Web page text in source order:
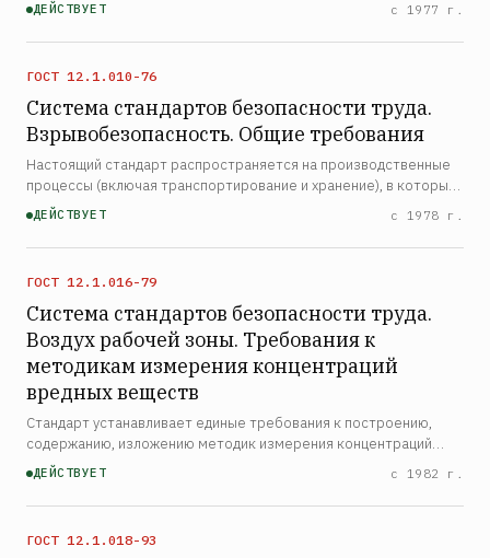
безопасности при их производстве, применении и хранении.
Ст…
ДЕЙСТВУЕТ с 1977 г.
ГОСТ 12.1.010-76
Система стандартов безопасности труда.
Взрывобезопасность. Общие требования
Настоящий стандарт распространяется на производственные
процессы (включая транспортирование и хранение), в которых
участвуют вещества, способные образовать взрывоопасную
среду, и устанавливает общие требования по обеспеч…
ДЕЙСТВУЕТ с 1978 г.
ГОСТ 12.1.016-79
Система стандартов безопасности труда.
Воздух рабочей зоны. Требования к
методикам измерения концентраций
вредных веществ
Стандарт устанавливает единые требования к построению,
содержанию, изложению методик измерения концентраций
вредных веществ в воздухе рабочей зоны, требования к
приборам, аппаратуре, реактивам, отбору проб, подготовке и
…
ДЕЙСТВУЕТ с 1982 г.
ГОСТ 12.1.018-93